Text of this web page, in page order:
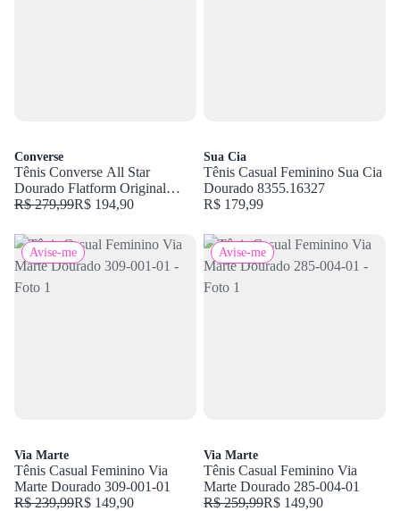
Converse
Tênis Converse All Star
Dourado Flatform Original
Amarelo CT14640002
R$ 279,99R$ 194,90
Sua Cia
Tênis Casual Feminino Sua Cia
Dourado 8355.16327
R$ 179,99
Avise-me
Via Marte
Tênis Casual Feminino Via
Marte Dourado 309-001-01
R$ 239,99R$ 149,90
Avise-me
Via Marte
Tênis Casual Feminino Via
Marte Dourado 285-004-01
R$ 259,99R$ 149,90